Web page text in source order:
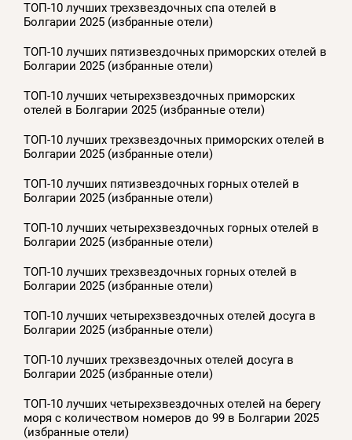
ТОП-10 лучших трехзвездочных спа отелей в
Болгарии 2025 (избранные отели)
ТОП-10 лучших пятизвездочных приморских отелей в
Болгарии 2025 (избранные отели)
ТОП-10 лучших четырехзвездочных приморских
отелей в Болгарии 2025 (избранные отели)
ТОП-10 лучших трехзвездочных приморских отелей в
Болгарии 2025 (избранные отели)
ТОП-10 лучших пятизвездочных горных отелей в
Болгарии 2025 (избранные отели)
ТОП-10 лучших четырехзвездочных горных отелей в
Болгарии 2025 (избранные отели)
ТОП-10 лучших трехзвездочных горных отелей в
Болгарии 2025 (избранные отели)
ТОП-10 лучших четырехзвездочных отелей досуга в
Болгарии 2025 (избранные отели)
ТОП-10 лучших трехзвездочных отелей досуга в
Болгарии 2025 (избранные отели)
ТОП-10 лучших четырехзвездочных отелей на берегу
моря с количеством номеров до 99 в Болгарии 2025
(избранные отели)